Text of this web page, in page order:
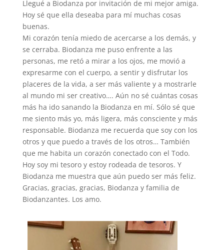
Llegué a Biodanza por invitación de mi mejor amiga.
Hoy sé que ella deseaba para mí muchas cosas
buenas.
Mi corazón tenía miedo de acercarse a los demás, y
se cerraba. Biodanza me puso enfrente a las
personas, me retó a mirar a los ojos, me movió a
expresarme con el cuerpo, a sentir y disfrutar los
placeres de la vida, a ser más valiente y a mostrarle
al mundo mi ser creativo…. Aún no sé cuántas cosas
más ha ido sanando la Biodanza en mí. Sólo sé que
me siento más yo, más ligera, más consciente y más
responsable. Biodanza me recuerda que soy con los
otros y que puedo a través de los otros… También
que me habita un corazón conectado con el Todo.
Hoy soy mi tesoro y estoy rodeada de tesoros. Y
Biodanza me muestra que aún puedo ser más feliz.
Gracias, gracias, gracias, Biodanza y familia de
Biodanzantes. Los amo.